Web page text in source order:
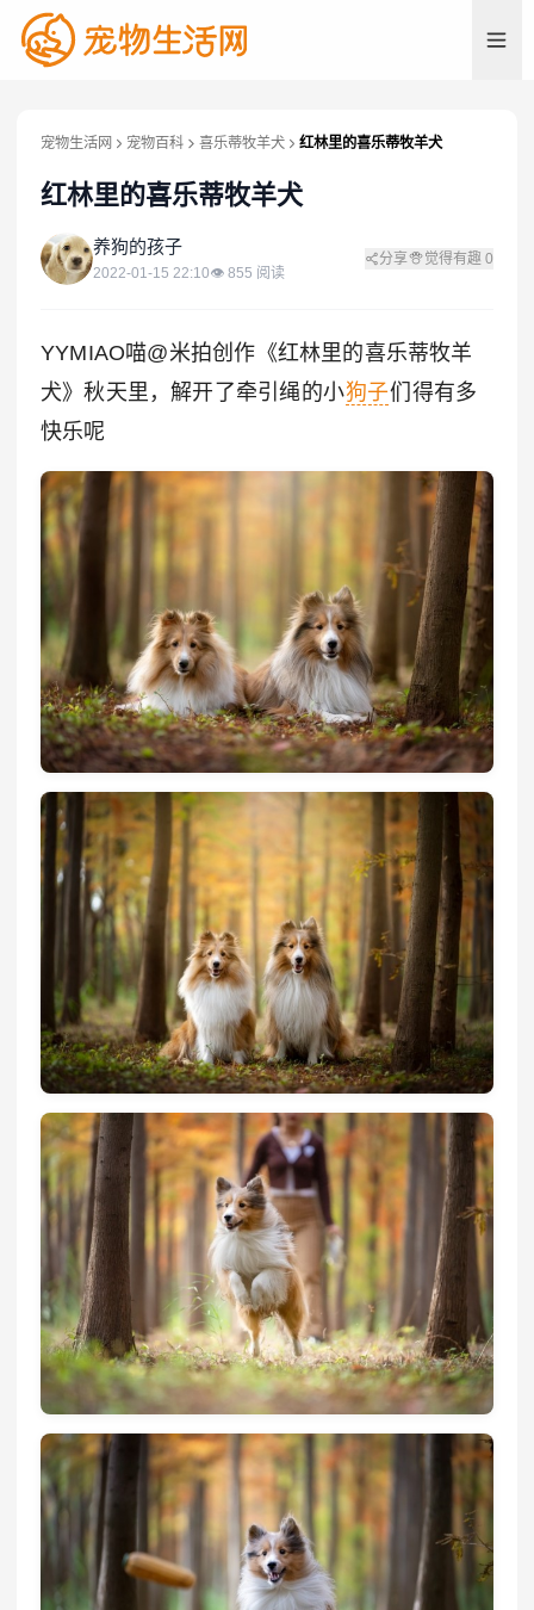
宠物生活网 宠物百科 喜乐蒂牧羊犬 红林里的喜乐蒂牧羊犬
红林里的喜乐蒂牧羊犬
养 养狗的孩子
2022-01-15 22:10👁 855 阅读
分享 觉得有趣 0
YYMIAO喵@米拍创作《红林里的喜乐蒂牧羊
犬》秋天里，解开了牵引绳的小狗子们得有多
快乐呢